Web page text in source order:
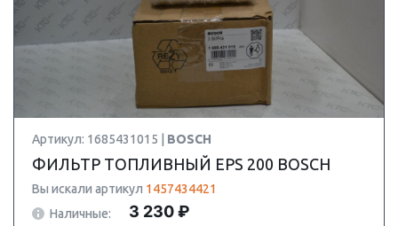
Артикул: 1685431015 | BOSCH
ФИЛЬТР ТОПЛИВНЫЙ EPS 200 BOSCH
Вы искали артикул 1457434421
Наличные:
3 230 ₽